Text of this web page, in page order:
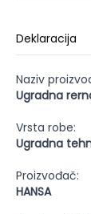
Deklaracija
Naziv
Ugradna
Vrsta robe:
Ugradna
Proizvođač:
HANSA